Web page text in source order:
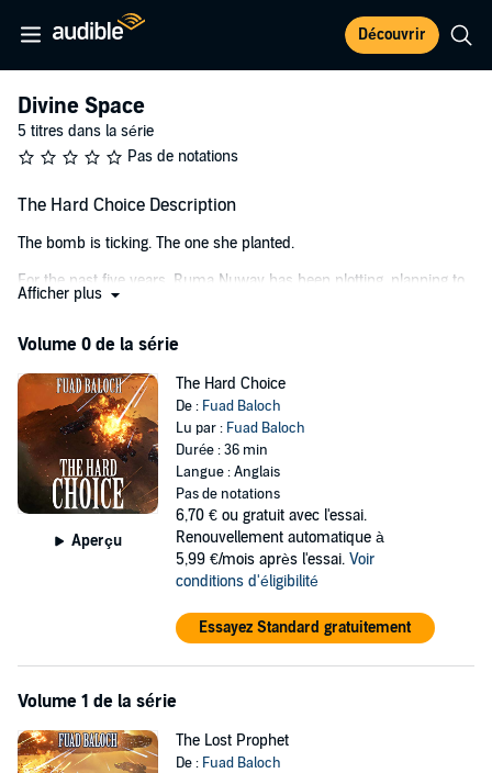
Découvrir
Divine Space
5 titres dans la série
Pas de notations
The Hard Choice Description
The bomb is ticking. The one she planted.
For the past five years, Ruma Nuway has been plotting, planning to
leave Doonya, the human planet.
Now's her chance.
With the Misguided mercenary by her side, she stands guard over
the bound Zrivisi crew and the alien ship at her complete disposal.
The hard part is done. All she needs now are the launch codes from
the Zrivisi captain before the bomb goes off.
When the captain refuses, sending her Misguided companion past
the edge, Ruma faces impossible choices.
When all choices are terrible, what real choice does she have left?
©2018 Fuad Baloch (P)2018 Fuad Baloch
Afficher plus
Volume 0 de la série
Aperçu
The Hard Choice
De : Fuad Baloch
Lu par : Fuad Baloch
Durée : 36 min
Langue : Anglais
Pas de notations
6,70 € ou gratuit avec l'essai.
Renouvellement automatique à
5,99 €/mois après l'essai. Voir
conditions d'éligibilité
Essayez Standard gratuitement
Volume 1 de la série
The Lost Prophet
De : Fuad Baloch